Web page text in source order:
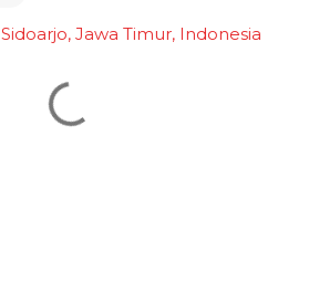
Jawa Timur, Indonesia